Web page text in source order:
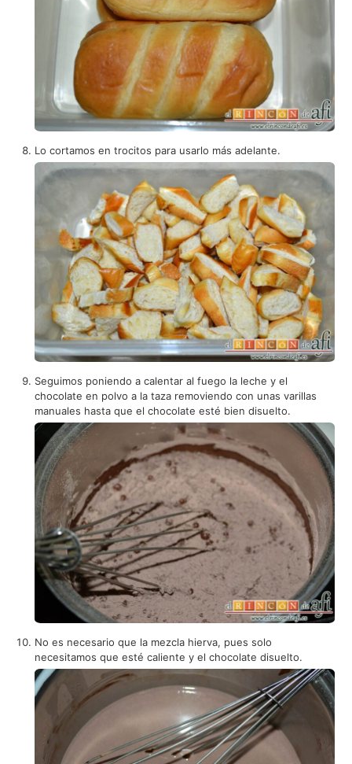
Lo cortamos en trocitos para usarlo más adelante.
Seguimos poniendo a calentar al fuego la leche y el
chocolate en polvo a la taza removiendo con unas varillas
manuales hasta que el chocolate esté bien disuelto.
No es necesario que la mezcla hierva, pues solo
necesitamos que esté caliente y el chocolate disuelto.